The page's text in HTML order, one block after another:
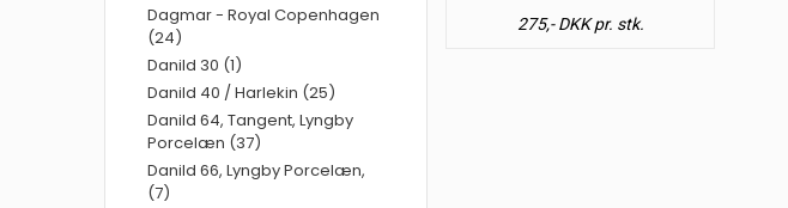
275,- DKK pr. stk.
Dagmar - Royal Copenhagen
(24)
Danild 30 (1)
Danild 40 / Harlekin (25)
Danild 64, Tangent, Lyngby
Porcelæn (37)
Danild 66, Lyngby Porcelæn,
(7)